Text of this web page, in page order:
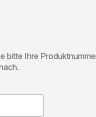
bitte Ihre